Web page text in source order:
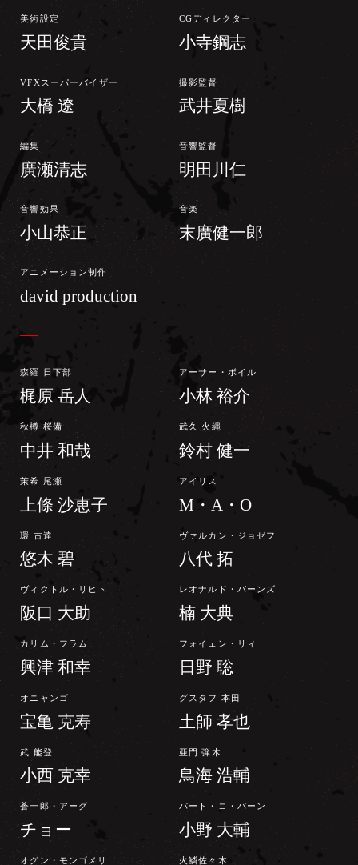
美術設定
天田俊貴
CGディレクター
小寺鋼志
VFXスーパーバイザー
大橋 遼
撮影監督
武井夏樹
編集
廣瀬清志
音響監督
明田川仁
音響効果
小山恭正
音楽
末廣健一郎
アニメーション制作
david production
森羅 日下部
梶原 岳人
アーサー・ボイル
小林 裕介
秋樽 桜備
中井 和哉
武久 火縄
鈴村 健一
茉希 尾瀬
上條 沙恵子
アイリス
M・A・O
環 古達
悠木 碧
ヴァルカン・ジョゼフ
八代 拓
ヴィクトル・リヒト
阪口 大助
レオナルド・バーンズ
楠 大典
カリム・フラム
興津 和幸
フォイェン・リィ
日野 聡
オニャンゴ
宝亀 克寿
グスタフ 本田
土師 孝也
武 能登
小西 克幸
亜門 弾木
鳥海 浩輔
蒼一郎・アーグ
チョー
パート・コ・パーン
小野 大輔
オグン・モンゴメリ 火鱗佐々木